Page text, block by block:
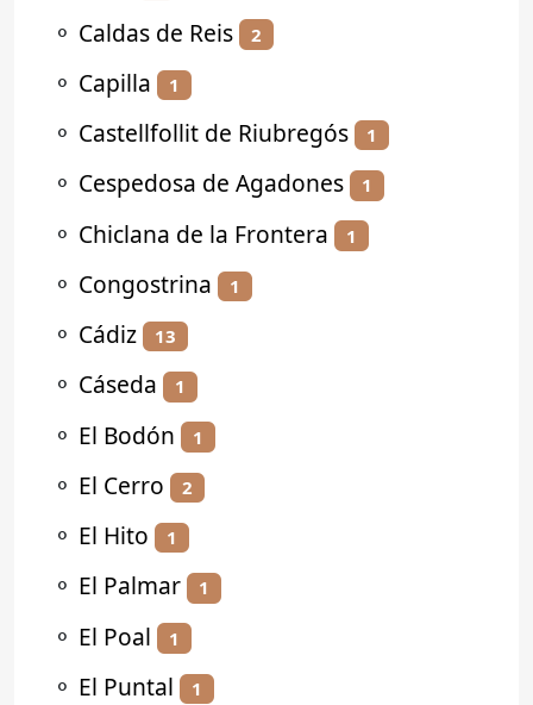
⚬ Caldas de Reis 2
⚬ Capilla 1
⚬ Castellfollit de Riubregós 1
⚬ Cespedosa de Agadones 1
⚬ Chiclana de la Frontera 1
⚬ Congostrina 1
⚬ Cádiz 13
⚬ Cáseda 1
⚬ El Bodón 1
⚬ El Cerro 2
⚬ El Hito 1
⚬ El Palmar 1
⚬ El Poal 1
⚬ El Puntal 1